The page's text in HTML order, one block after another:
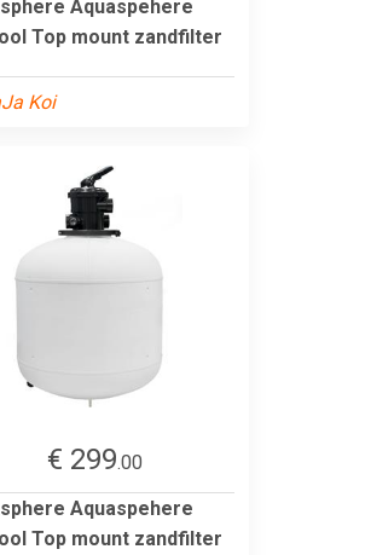
Aquaspehere
Top mount zandfilter
Koi
€ 299.00
Aquaspehere
Top mount zandfilter